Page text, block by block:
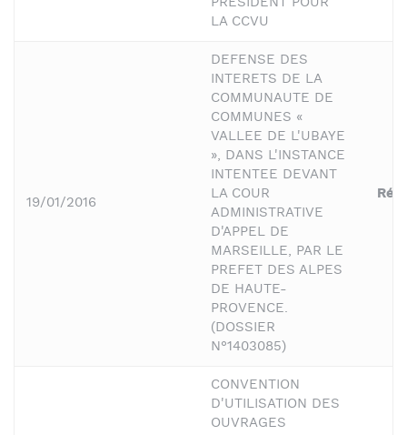
PRESIDENT POUR
LA CCVU
19/01/2016
DEFENSE DES
INTERETS DE LA
COMMUNAUTE DE
COMMUNES «
VALLEE DE L'UBAYE
», DANS L'INSTANCE
INTENTEE DEVANT
LA COUR
ADMINISTRATIVE
D'APPEL DE
MARSEILLE, PAR LE
PREFET DES ALPES
DE HAUTE-
PROVENCE.
(DOSSIER
N°1403085)
CONVENTION
D'UTILISATION DES
OUVRAGES